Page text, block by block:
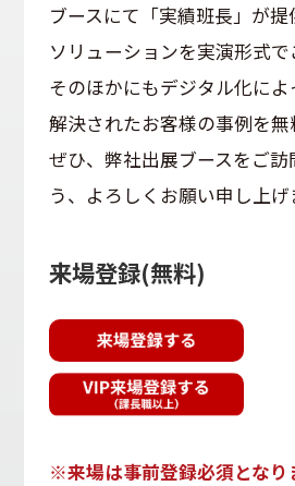
ブースにて「実績班長」が
ソリューションを実演形式で
そのほかにもデジタル化に
解決されたお客様の事例を無
ぜひ、弊社出展ブースをご訪
う、よろしくお願い申し上げ
来場登録(無料)
※来場は事前登録必須となり